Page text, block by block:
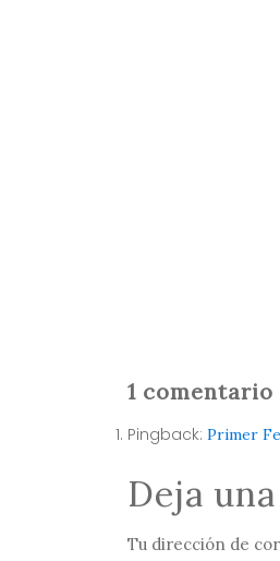
1 comentario
Pingback: Primer
Deja
Tu dirección de